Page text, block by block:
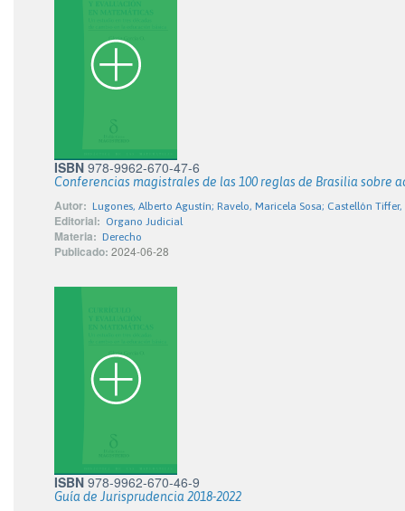
ISBN 978-9962-670-47-6
Conferencias magistrales de las 100 reglas de Brasilia
Autor: Lugones, Alberto Agustín; Ravelo, Maricela Sosa; Castellón
Editorial: Organo Judicial
Materia: Derecho
Publicado: 2024-06-28
ISBN 978-9962-670-46-9
Guía de Jurisprudencia 2018-2022